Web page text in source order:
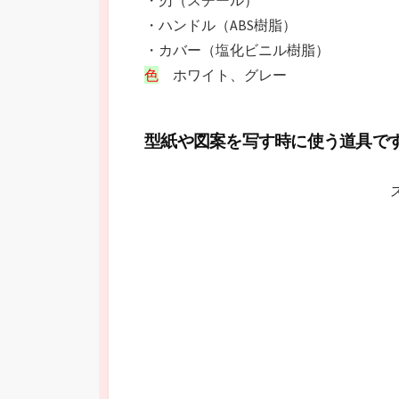
・ハンドル（ABS樹脂）
・カバー（塩化ビニル樹脂）
色 ホワイト、グレー
型紙や図案を写す時に使う道具で